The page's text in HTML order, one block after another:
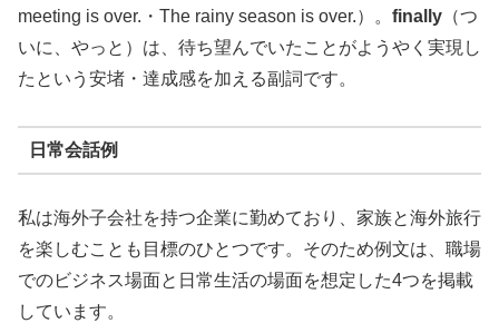
meeting is over.・The rainy season is over.）。 finally （つ
いに、やっと）は、待ち望んでいたことがようやく実現し
たという安堵・達成感を加える副詞です。
日常会話例
私は海外子会社を持つ企業に勤めており、家族と海外旅行
を楽しむことも目標のひとつです。そのため例文は、職場
でのビジネス場面と日常生活の場面を想定した4つを掲載
しています。